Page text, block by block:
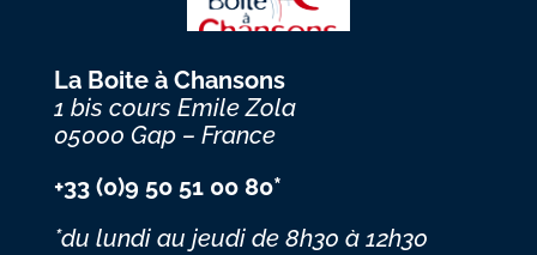
La Boite à Chansons
1 bis cours Emile Zola
05000 Gap – France
+33 (0)9 50 51 00 80*
*du lundi au jeudi de 8h30 à 12h30